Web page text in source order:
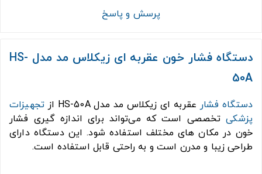
پرسش و پاسخ
دستگاه فشار خون عقربه ای زیکلاس مد مدل HS-
50A
دستگاه فشار عقربه ای زیکلاس مد مدل HS-50A از
تجهیزات
پزشکیتخصصی است که می‌تواند برای اندازه گیری فشار
خون در مکان های مختلف استفاده شود. این دستگاه دارای
طراحی زیبا و مدرن است و به راحتی قابل استفاده است.